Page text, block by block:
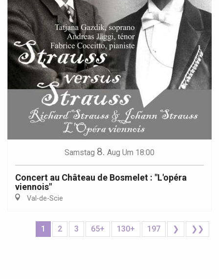
Samstag 8. Aug Um 18:00
Concert au Château de Bosmelet : "L'opéra
viennois"
Val-de-Scie
1 2 3 65+ 130+ 197 ❯ ❯❯